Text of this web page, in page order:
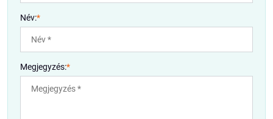
Név:*
Megjegyzés:*